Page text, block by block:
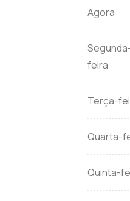
Agora
feira
Terça-
Quarta-
Quinta-